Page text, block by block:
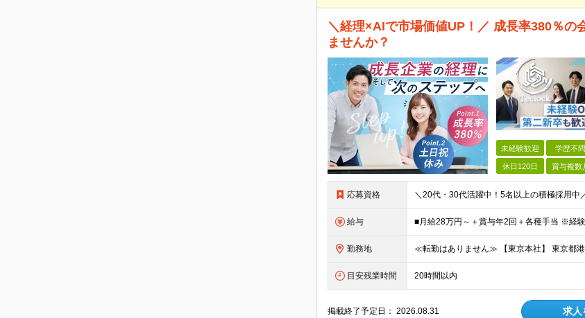
＼経理×AIで市場価値UP！／ 成長率380％の
ませんか？
未経験歓迎 学歴不問
休日120日 賞与複数
応募資格
給与
勤務地
目安残業時間 20時間以内
掲載終了予定日：2026.08.31 求人